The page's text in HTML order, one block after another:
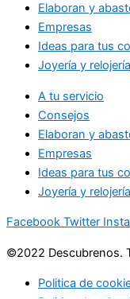
Elaboran y
Empresas
Ideas para tus
Joyería y relojería
A tu servicio
Consejos
Elaboran y
Empresas
Ideas para tus
Joyería y relojería
Facebook Twitter
©2022 Descubrenos.
Politica de